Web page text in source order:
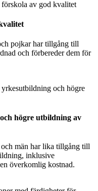
pojkar har tillgång till
och förbereder dem för
högre utbildning av
män har lika tillgång till
inklusive
överkomlig kostnad.